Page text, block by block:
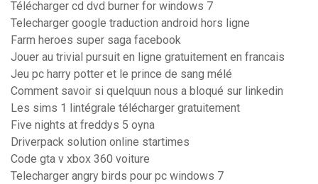
Télécharger cd dvd burner for windows 7
Telecharger google traduction android hors ligne
Farm heroes super saga facebook
Jouer au trivial pursuit en ligne gratuitement en francais
Jeu pc harry potter et le prince de sang mélé
Comment savoir si quelquun nous a bloqué sur linkedin
Les sims 1 lintégrale télécharger gratuitement
Five nights at freddys 5 oyna
Driverpack solution online startimes
Code gta v xbox 360 voiture
Telecharger angry birds pour pc windows 7